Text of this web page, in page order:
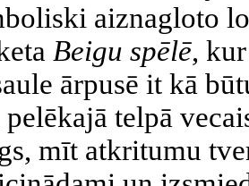
aiznagloto
Beigu spēlē,
ārpusē it kā
pelēkajā telpā
mīt atkritumu